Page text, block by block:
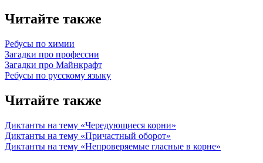
Читайте также
Ребусы по химии
Загадки про профессии
Загадки про Майнкрафт
Ребусы по русскому языку
Читайте также
Диктанты на тему «Чередующиеся корни»
Диктанты на тему «Причастный оборот»
Диктанты на тему «Непроверяемые гласные в корне»